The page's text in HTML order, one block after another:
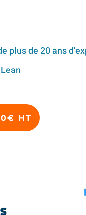
plus de 20 ans
HT